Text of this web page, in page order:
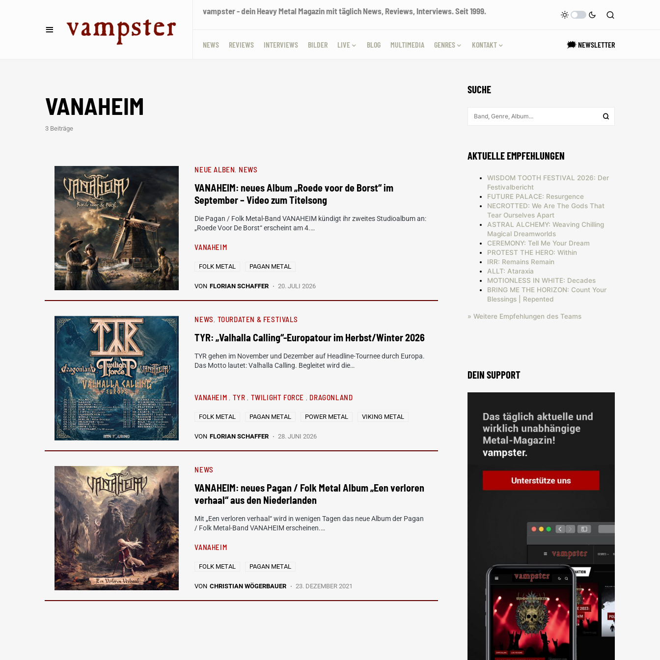
vampster - dein Heavy Metal Magazin mit täglich News, Reviews, Interviews. Seit 1999.
NEWS REVIEWS INTERVIEWS BILDER LIVE BLOG MULTIMEDIA GENRES KONTAKT 🗯 NEWSLETTER
VANAHEIM
3 Beiträge
NEUE ALBEN NEWS
VANAHEIM: neues Album „Roede voor de Borst“ im
September – Video zum Titelsong
Die Pagan / Folk Metal-Band VANAHEIM kündigt ihr zweites Studioalbum an:
„Roede Voor De Borst“ erscheint am 4.…
VANAHEIM
FOLK METAL PAGAN METAL
VON FLORIAN SCHAFFER 20. JULI 2026
NEWS TOURDATEN & FESTIVALS
TYR: „Valhalla Calling“-Europatour im Herbst/Winter 2026
TYR gehen im November und Dezember auf Headline-Tournee durch Europa.
Das Motto lautet: Valhalla Calling. Begleitet wird die…
VANAHEIM TYR TWILIGHT FORCE DRAGONLAND
FOLK METAL PAGAN METAL POWER METAL VIKING METAL
VON FLORIAN SCHAFFER 28. JUNI 2026
NEWS
VANAHEIM: neues Pagan / Folk Metal Album „Een verloren
verhaal“ aus den Niederlanden
Mit „Een verloren verhaal“ wird in wenigen Tagen das neue Album der Pagan
/ Folk Metal-Band VANAHEIM erscheinen.…
VANAHEIM
FOLK METAL PAGAN METAL
VON CHRISTIAN WÖGERBAUER 23. DEZEMBER 2021
SUCHE
AKTUELLE EMPFEHLUNGEN
WISDOM TOOTH FESTIVAL 2026: Der
Festivalbericht
FUTURE PALACE: Resurgence
NECROTTED: We Are The Gods That
Tear Ourselves Apart
ASTRAL ALCHEMY: Weaving Chilling
Magical Dreamworlds
CEREMONY: Tell Me Your Dream
PROTEST THE HERO: Within
IRR: Remains Remain
ALLT: Ataraxia
MOTIONLESS IN WHITE: Decades
BRING ME THE HORIZON: Count Your
Blessings | Repented
» Weitere Empfehlungen des Teams
DEIN SUPPORT